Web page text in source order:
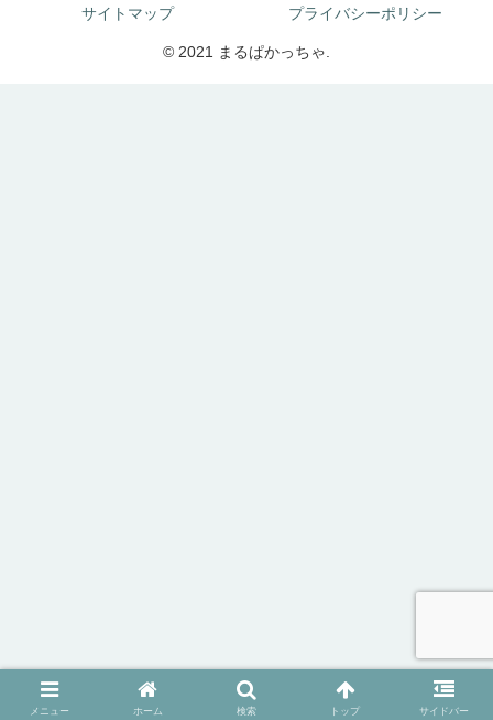
サイトマップ プライバシーポリシー
© 2021 まるぱかっちゃ.
メニュー ホーム 検索 トップ サイドバー